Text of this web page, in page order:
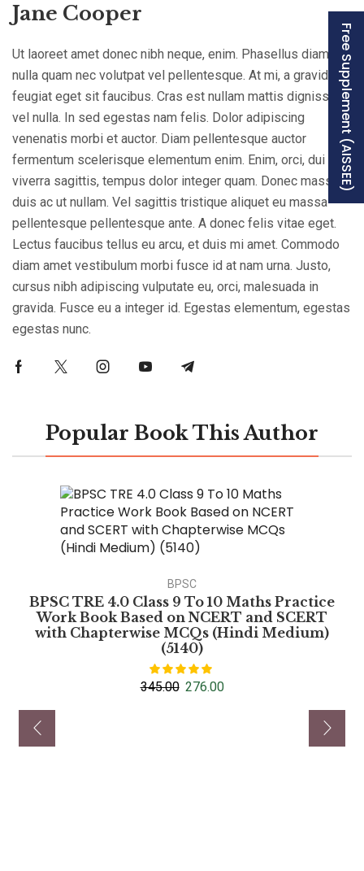
Jane Cooper
Ut laoreet amet donec nibh neque, enim. Phasellus diam
nulla quam nec volutpat vel pellentesque. At mi, a gravida
feugiat eget sit faucibus. Cras est nullam mattis dignissim
vel nulla. In sed egestas nam felis. Dolor adipiscing
venenatis morbi et auctor. Diam pellentesque auctor
fermentum scelerisque elementum enim. Enim, orci, dui
viverra sagittis, tempus dolor integer quam. Donec massa
duis ac ut nullam. Vel sagittis tristique aliquet eu massa
pellentesque pellentesque ante. A donec felis vitae eget.
Lectus faucibus tellus eu arcu, et duis mi amet. Commodo
diam amet vestibulum morbi fusce id at nam urna. Justo,
cursus nibh adipiscing vulputate eu, orci, malesuada in
gravida. Fusce eu a integer id. Egestas elementum, egestas
egestas nunc.
Popular Book This Author
BPSC
BPSC TRE 4.0 Class 9 To 10 Maths Practice
Work Book Based on NCERT and SCERT
with Chapterwise MCQs (Hindi Medium)
(5140)
345.00 276.00
Free Supplement (AISSEE)